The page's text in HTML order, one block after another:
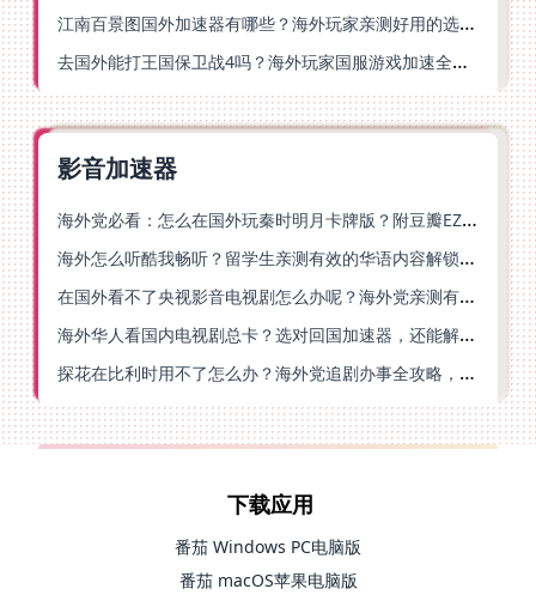
江南百景图国外加速器有哪些？海外玩家亲测好用的选择与避坑指南
去国外能打王国保卫战4吗？海外玩家国服游戏加速全攻略（附公主连结幻想江湖实测）
影音加速器
海外党必看：怎么在国外玩秦时明月卡牌版？附豆瓣EZCast地区限制破解法
海外怎么听酷我畅听？留学生亲测有效的华语内容解锁指南
在国外看不了央视影音电视剧怎么办呢？海外党亲测有效的回国加速方案
海外华人看国内电视剧总卡？选对回国加速器，还能解决菲律宾打不开反诈中心的问题
探花在比利时用不了怎么办？海外党追剧办事全攻略，选对加速器就够了
下载应用
番茄 Windows PC电脑版
番茄 macOS苹果电脑版